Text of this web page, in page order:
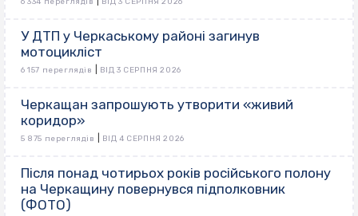
У ДТП у Черкаському районі загинув
мотоцикліст
6 157 переглядів ВІД 3 СЕРПНЯ 2026
Черкащан запрошують утворити «живий
коридор»
5 875 переглядів ВІД 4 СЕРПНЯ 2026
Після понад чотирьох років російського полону
на Черкащину повернувся підполковник
(ФОТО)